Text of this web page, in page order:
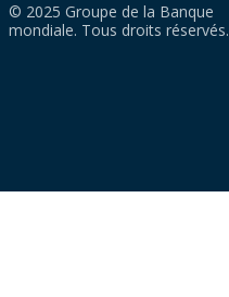
© 2025 Groupe de la Banque
mondiale. Tous droits réservés.